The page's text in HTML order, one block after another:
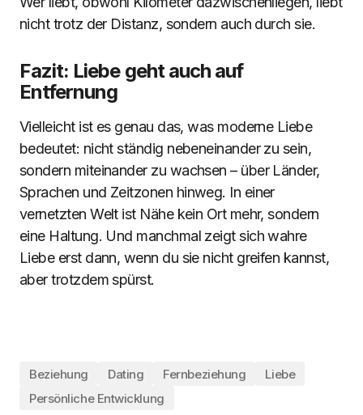
nicht trotz der Distanz, sondern auch durch sie.
Fazit: Liebe geht auch auf
Entfernung
Vielleicht ist es genau das, was moderne Liebe
bedeutet: nicht ständig nebeneinander zu sein,
sondern miteinander zu wachsen – über Länder,
Sprachen und Zeitzonen hinweg. In einer
vernetzten Welt ist Nähe kein Ort mehr, sondern
eine Haltung. Und manchmal zeigt sich wahre
Liebe erst dann, wenn du sie nicht greifen kannst,
aber trotzdem spürst.
Beziehung Dating Fernbeziehung
Liebe
Persönliche Entwicklung